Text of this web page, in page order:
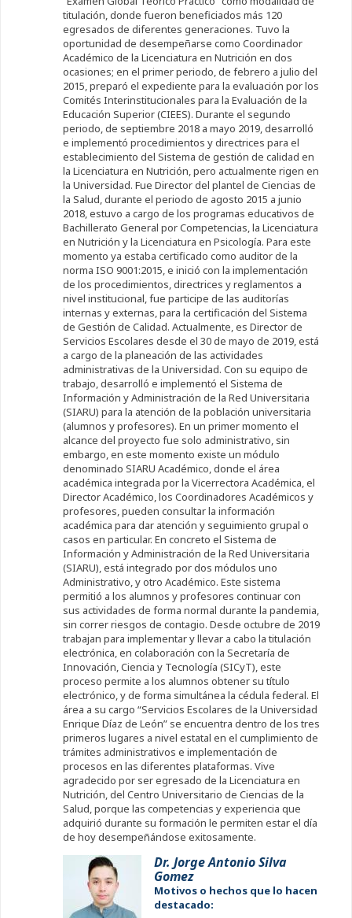
titulación, donde fueron beneficiados más 120
egresados de diferentes generaciones. Tuvo la
oportunidad de desempeñarse como Coordinador
Académico de la Licenciatura en Nutrición en dos
ocasiones; en el primer periodo, de febrero a julio del
2015, preparó el expediente para la evaluación por los
Comités Interinstitucionales para la Evaluación de la
Educación Superior (CIEES). Durante el segundo
periodo, de septiembre 2018 a mayo 2019, desarrolló
e implementó procedimientos y directrices para el
establecimiento del Sistema de gestión de calidad en
la Licenciatura en Nutrición, pero actualmente rigen en
la Universidad. Fue Director del plantel de Ciencias de
la Salud, durante el periodo de agosto 2015 a junio
2018, estuvo a cargo de los programas educativos de
Bachillerato General por Competencias, la Licenciatura
en Nutrición y la Licenciatura en Psicología. Para este
momento ya estaba certificado como auditor de la
norma ISO 9001:2015, e inició con la implementación
de los procedimientos, directrices y reglamentos a
nivel institucional, fue participe de las auditorías
internas y externas, para la certificación del Sistema
de Gestión de Calidad. Actualmente, es Director de
Servicios Escolares desde el 30 de mayo de 2019, está
a cargo de la planeación de las actividades
administrativas de la Universidad. Con su equipo de
trabajo, desarrolló e implementó el Sistema de
Información y Administración de la Red Universitaria
(SIARU) para la atención de la población universitaria
(alumnos y profesores). En un primer momento el
alcance del proyecto fue solo administrativo, sin
embargo, en este momento existe un módulo
denominado SIARU Académico, donde el área
académica integrada por la Vicerrectora Académica, el
Director Académico, los Coordinadores Académicos y
profesores, pueden consultar la información
académica para dar atención y seguimiento grupal o
casos en particular. En concreto el Sistema de
Información y Administración de la Red Universitaria
(SIARU), está integrado por dos módulos uno
Administrativo, y otro Académico. Este sistema
permitió a los alumnos y profesores continuar con
sus actividades de forma normal durante la pandemia,
sin correr riesgos de contagio. Desde octubre de 2019
trabajan para implementar y llevar a cabo la titulación
electrónica, en colaboración con la Secretaría de
Innovación, Ciencia y Tecnología (SICyT), este
proceso permite a los alumnos obtener su título
electrónico, y de forma simultánea la cédula federal. El
área a su cargo “Servicios Escolares de la Universidad
Enrique Díaz de León” se encuentra dentro de los tres
primeros lugares a nivel estatal en el cumplimiento de
trámites administrativos e implementación de
procesos en las diferentes plataformas. Vive
agradecido por ser egresado de la Licenciatura en
Nutrición, del Centro Universitario de Ciencias de la
Salud, porque las competencias y experiencia que
adquirió durante su formación le permiten estar el día
de hoy desempeñándose exitosamente.
Dr. Jorge Antonio Silva
Gomez
Motivos o hechos que lo hacen
destacado: